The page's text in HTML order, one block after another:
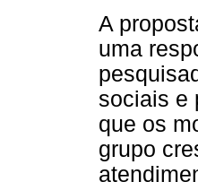
A
uma
sociais e
que os
grupo